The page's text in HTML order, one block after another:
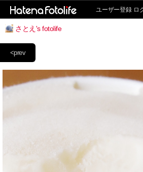
ユーザー登録 ロ
さとえ's fotolife
<prev